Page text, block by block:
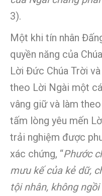
3).
Một khi tín nhân
quyền năng của
Lời Đức Chúa Trời
theo Lời Ngài một
vâng giữ và làm
tấm lòng yêu mến
trải nghiệm được
xác chứng, “Phước
mưu kế của kẻ dữ,
tội nhân, không